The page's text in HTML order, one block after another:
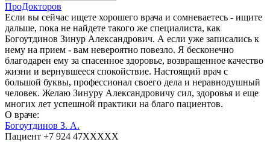
ПроДокторов
Если вы сейчас ищете хорошего врача и сомневаетесь - ищите
дальше, пока не найдете такого же специалиста, как
Богоутдинов Зинур Александрович. А если уже записались к
нему на прием - вам невероятно повезло. Я бесконечно
благодарен ему за спасенное здоровье, возвращенное качество
жизни и вернувшееся спокойствие. Настоящий врач с
большой буквы, профессионал своего дела и неравнодушный
человек. Желаю Зинуру Александровичу сил, здоровья и еще
многих лет успешной практики на благо пациентов.
О враче:
Богоутдинов З. А.
Пациент +7 924 47XXXXX